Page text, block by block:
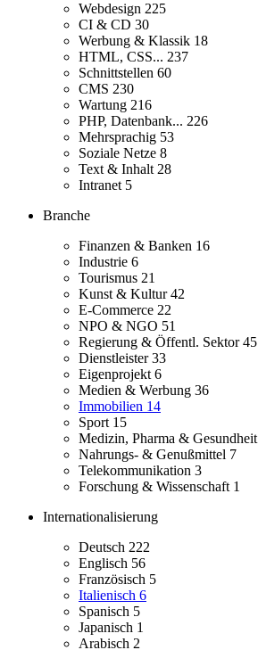
Webdesign 225
CI & CD 30
Werbung & Klassik 18
HTML, CSS... 237
Schnittstellen 60
CMS 230
Wartung 216
PHP, Datenbank... 226
Mehrsprachig 53
Soziale Netze 8
Text & Inhalt 28
Intranet 5
Branche
Finanzen & Banken 16
Industrie 6
Tourismus 21
Kunst & Kultur42
E-Commerce 22
NPO & NGO 51
Regierung & Öffentl. Sektor45
Dienstleister33
Eigenprojekt 6
Medien & Werbung 36
Immobilien 14
Sport 15
Medizin, Pharma & Gesundheit
Nahrungs- & Genußmittel 7
Telekommunikation 3
Forschung & Wissenschaft 1
Internationalisierung
Deutsch 222
Englisch 56
Französisch 5
Italienisch 6
Spanisch 5
Japanisch 1
Arabisch 2